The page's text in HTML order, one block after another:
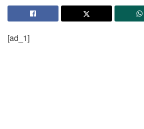
[ad_1]